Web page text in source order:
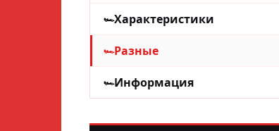
Характеристики
Разные
Информация